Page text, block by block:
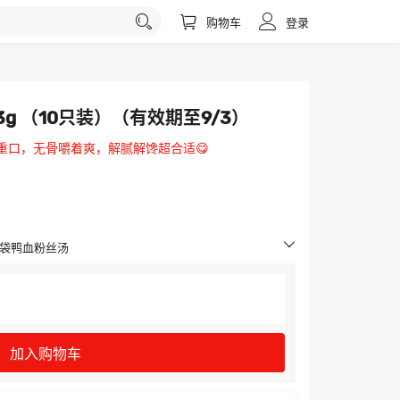
购物车 登录
（10只装）（有效期至9/3）
口，无骨嚼着爽，解腻解馋超合适😋
鸭血粉丝汤
加入购物车